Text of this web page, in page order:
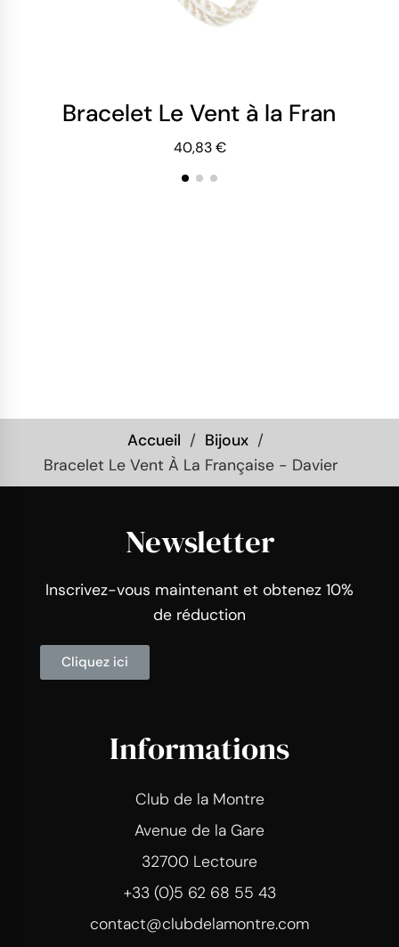
Bracelet Le Vent à la
40,83 €
Accueil
Bijoux
Bracelet Le Vent À La Française - Davier
Newsletter
Inscrivez-vous maintenant et obtenez 10%
de réduction
Cliquez ici
Informations
Club de la Montre
Avenue de la Gare
32700 Lectoure
+33 (0)5 62 68 55 43
contact@clubdelamontre.com